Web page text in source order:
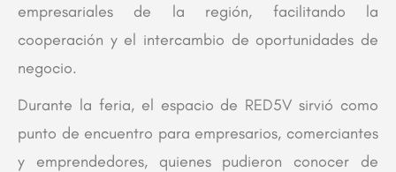
empresariales de la región, facilitando la
cooperación y el intercambio de oportunidades de
negocio.
Durante la feria, el espacio de RED5V sirvió como
punto de encuentro para empresarios, comerciantes
y emprendedores, quienes pudieron conocer de